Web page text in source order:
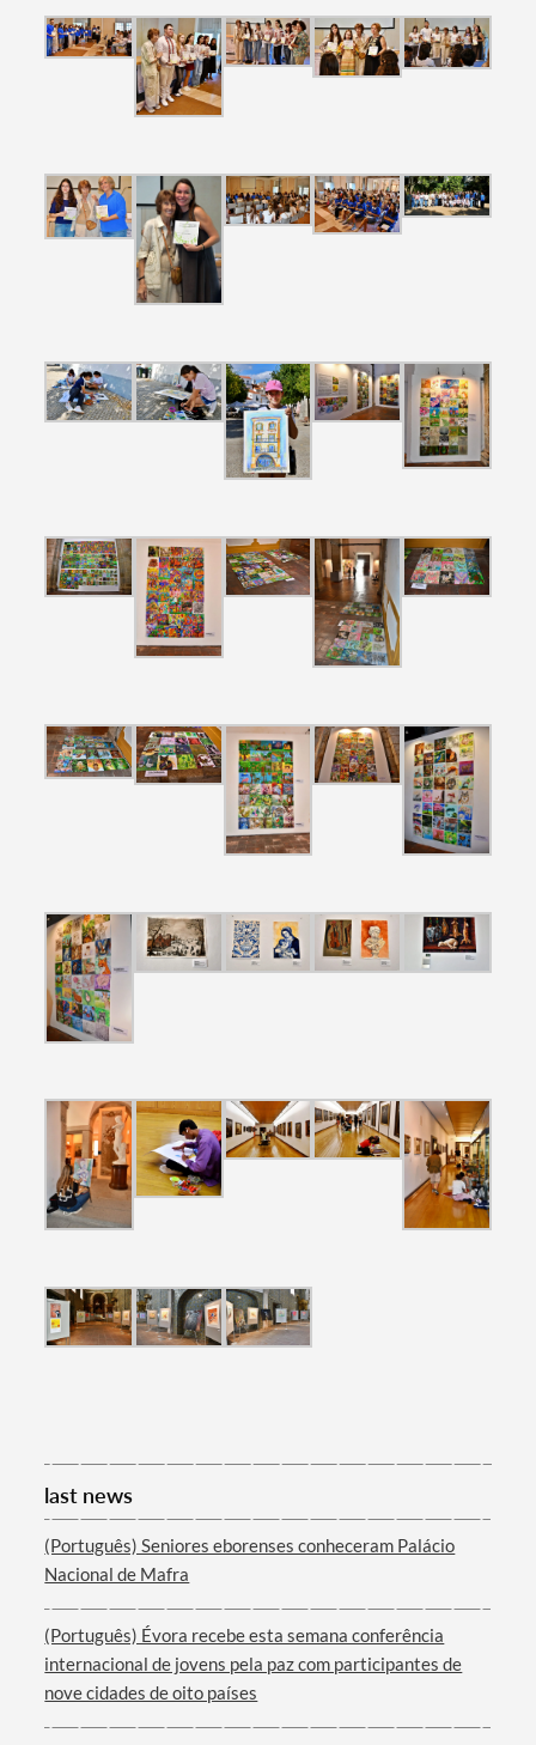
Search term
Filters
last news
(Português) Seniores eborenses conheceram Palácio
Nacional de Mafra
(Português) Évora recebe esta semana conferência
internacional de jovens pela paz com participantes de
nove cidades de oito países